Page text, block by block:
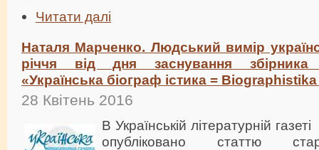
Читати далі
Наталя Марченко. Людський вимір
річчя від дня заснування
«Українська біограф істика =
28 Квітень 2016
В Українській літературній
опубліковано статтю